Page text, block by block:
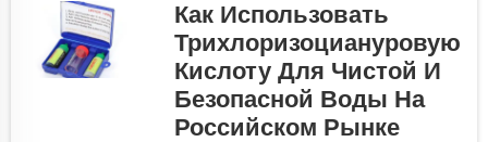
изменился способ
очистки сточных вод
с применением PAM.
Что такое PAM и как
он может повлиять на
Как Использовать
Трихлоризоциануровую
Кислоту Для Чистой И
Безопасной Воды На
Российском Рынке